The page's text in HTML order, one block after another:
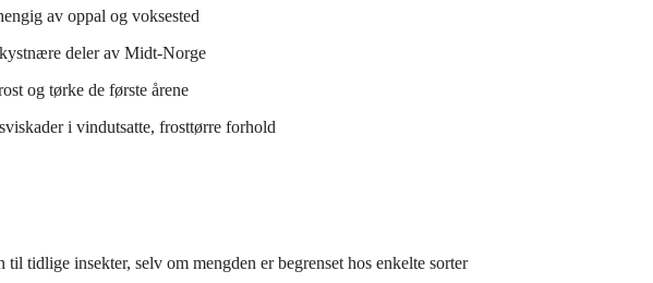
av oppal og voksested
deler av Midt-Norge
og tørke de første årene
i vindutsatte, frosttørre forhold
til tidlige insekter, selv om mengden er begrenset hos enkelte sorter